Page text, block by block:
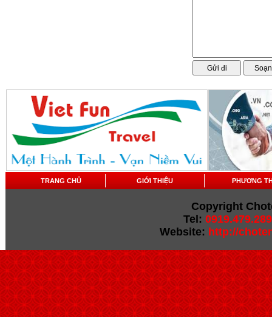
TRANG CHỦ GIỚI THIỆU PHƯƠNG
Copyright
Tel: 0919.479.289
Website: http://